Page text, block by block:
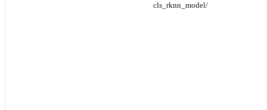
cls_rknn_model/